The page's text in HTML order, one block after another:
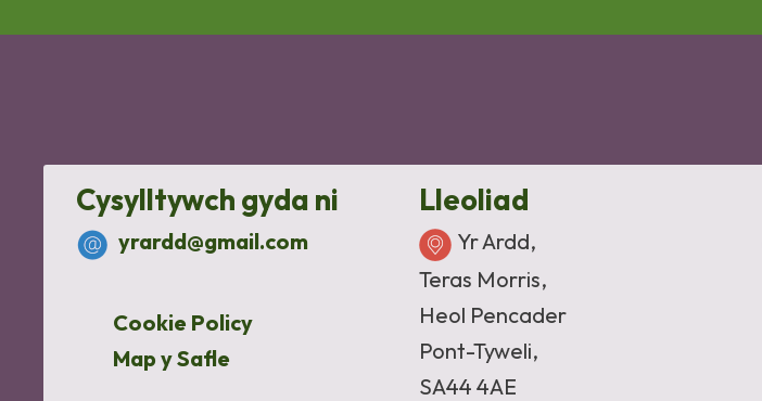
Cysylltywch gyda ni
yrardd@gmail.com
Cookie Policy
Map y Safle
Lleoliad
Yr Ardd,
Teras Morris,
Heol Pencader
Pont-Tyweli,
SA44 4AE